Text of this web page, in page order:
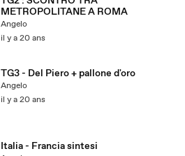
METROPOLITANE A ROMA
Angelo
il y a 20 ans
TG3 - Del Piero + pallone d'oro
Angelo
il y a 20 ans
Italia - Francia sintesi